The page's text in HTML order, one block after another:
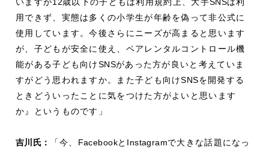
いますが12歳以下の子どもは利用規約上、大手SNSは利
用できず、実態は多くの小学生が年齢を偽って非公式に
使用しています。今後さらにニーズが高まると思います
が、子どもが安全に使え、ペアレンタルコントロール機
能がある子ども向けSNSがあった方が良いと考えていま
すがどう思われますか。また子ども向けSNSを開発する
ときどういったことに気をつけた方がよいと思います
か』というものです」
吉川氏： 「今、 Facebookと Instagramで大きな話題になっ